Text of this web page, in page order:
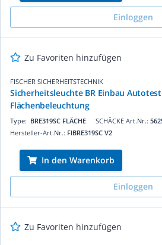
Einloggen
Zu Favoriten hinzufügen
FISCHER SICHERHEITSTECHNIK
Sicherheitsleuchte BR Einbau
Flächenbeleuchtung
SCHÄCKE Art.Nr.:
Type: BRE319SC FLÄCHE
Hersteller-Art.Nr.: FIBRE319SC V2
In den Warenkorb
Einloggen
Zu Favoriten hinzufügen